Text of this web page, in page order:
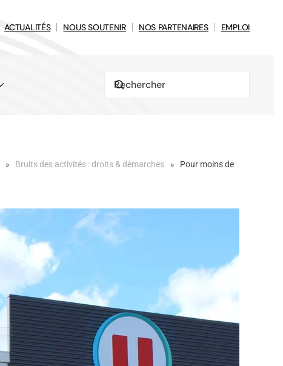
ACTUALITÉS NOUS SOUTENIR NOS PARTENAIRES EMPLOI
Bruits des activités : droits & démarches
Pour moins de